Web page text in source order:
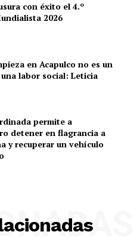
con éxito el 4.º
2026
en Acapulco no es un
labor social: Leticia
permite a
detener en flagrancia a
y recuperar un vehículo